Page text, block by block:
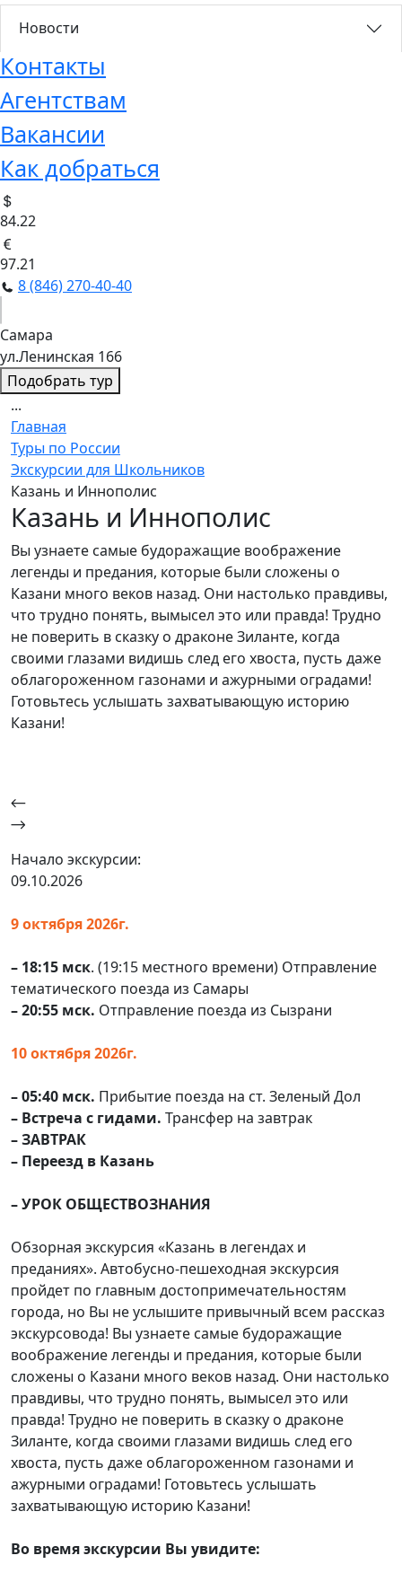
Новости
Контакты
Агентствам
Вакансии
Как добраться
84.22
97.21
8 (846) 270-40-40
Самара
ул.Ленинская 166
Подобрать тур
...
Главная
Туры по России
Экскурсии для Школьников
Казань и Иннополис
Казань и Иннополис
Вы узнаете самые будоражащие воображение
легенды и предания, которые были сложены о
Казани много веков назад. Они настолько правдивы,
что трудно понять, вымысел это или правда! Трудно
не поверить в сказку о драконе Зиланте, когда
своими глазами видишь след его хвоста, пусть даже
облагороженном газонами и ажурными оградами!
Готовьтесь услышать захватывающую историю
Казани!
Начало экскурсии:
09.10.2026
9 октября 2026г.
– 18:15 мск. (19:15 местного времени) Отправление
тематического поезда из Самары
– 20:55 мск. Отправление поезда из Сызрани
10 октября 2026г.
– 05:40 мск. Прибытие поезда на ст. Зеленый Дол
– Встреча с гидами. Трансфер на завтрак
– ЗАВТРАК
– Переезд в Казань
– УРОК ОБЩЕСТВОЗНАНИЯ
Обзорная экскурсия «Казань в легендах и
преданиях». Автобусно-пешеходная экскурсия
пройдет по главным достопримечательностям
города, но Вы не услышите привычный всем рассказ
экскурсовода! Вы узнаете самые будоражащие
воображение легенды и предания, которые были
сложены о Казани много веков назад. Они настолько
правдивы, что трудно понять, вымысел это или
правда! Трудно не поверить в сказку о драконе
Зиланте, когда своими глазами видишь след его
хвоста, пусть даже облагороженном газонами и
ажурными оградами! Готовьтесь услышать
захватывающую историю Казани!
Во время экскурсии Вы увидите: